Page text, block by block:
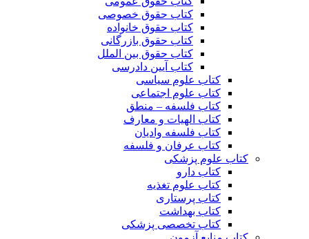
کتاب حقوق خصوصی
کتاب حقوق خانواده
کتاب حقوق بازرگانی
کتاب حقوق بین الملل
کتاب آیین دادرسی
کتاب علوم سیاسی
کتاب علوم اجتماعی
کتاب فلسفه – منطق
کتاب الهیات و معارف
کتاب فلسفه وادیان
کتاب عرفان و فلسفه
کتاب علوم پزشکی
کتاب دارو
کتاب علوم تغذیه
کتاب پرستاری
کتاب بهداشت
کتاب تخصصی پزشکی